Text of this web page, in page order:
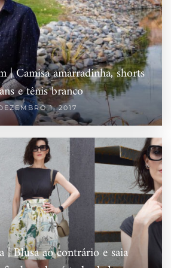
| Camisa amarradinha, shorts
e tênis branco
1, 2017
Blusa ao contrário e saia